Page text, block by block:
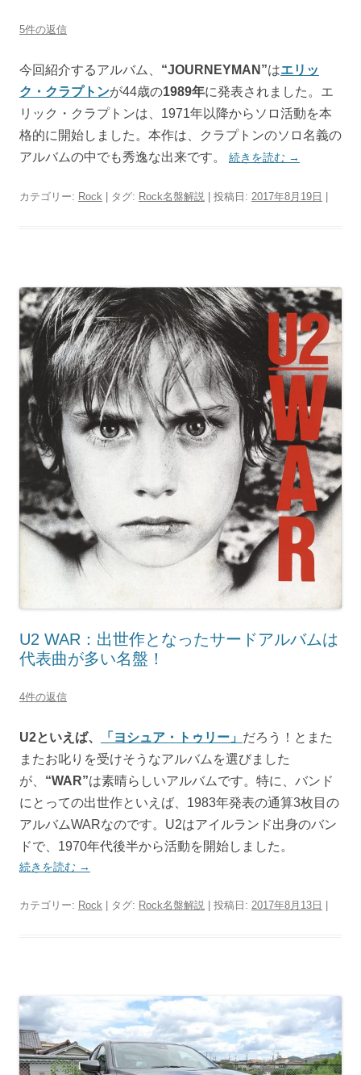
5件の返信
今回紹介するアルバム、 “JOURNEYMAN”はエリッ
ク・クラプトンが44歳の1989年に発表されました。エ
リック・クラプトンは、1971年以降からソロ活動を本
格的に開始しました。本作は、クラプトンのソロ名義の
アルバムの中でも秀逸な出来です。
続きを読む →
カテゴリー: Rock | タグ: Rock名盤解説 | 投稿日: 2017年8月19日
U2 WAR：出世作となったサードアルバムは
代表曲が多い名盤！
4件の返信
U2といえば、 「ヨシュア・トゥリー」 だろう！とまた
またお叱りを受けそうなアルバムを選びました
が、 “WAR”は素晴らしいアルバムです。特に、バンド
にとっての出世作といえば、1983年発表の通算3枚目の
アルバムWARなのです。U2はアイルランド出身のバン
ドで、1970年代後半から活動を開始しました。
続きを読む →
カテゴリー: Rock | タグ: Rock名盤解説 | 投稿日: 2017年8月13日